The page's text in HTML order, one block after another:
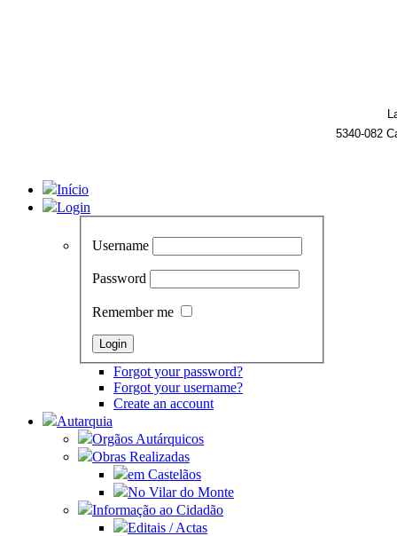
5340-082
Início
Login
Username
Password
Remember me
Forgot your password?
Forgot your username?
Create an account
Autarquia
Orgãos Autárquicos
Obras Realizadas
em Castelãos
No Vilar do Monte
Informação ao Cidadão
Editais / Actas